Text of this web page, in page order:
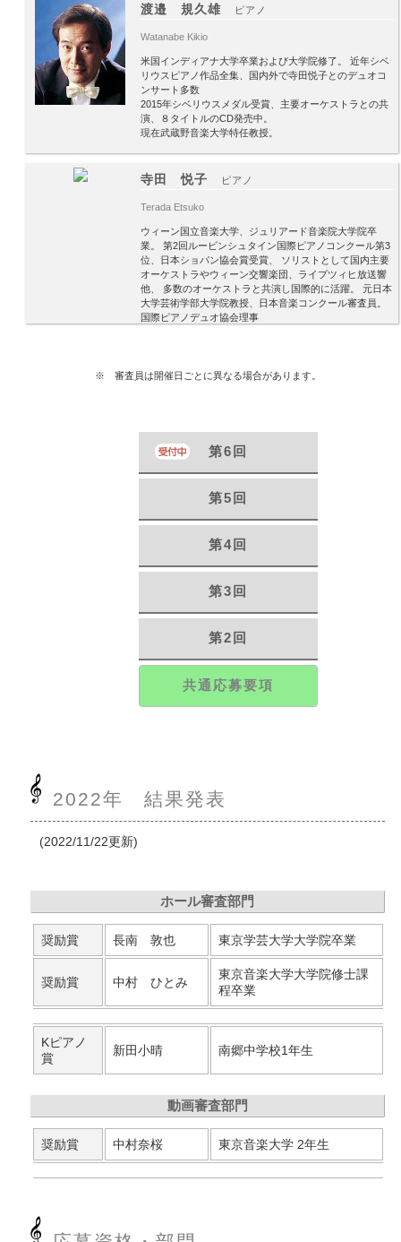
渡邉 規久雄 ピアノ
Watanabe Kikio
米国インディアナ大学卒業および大学院修了。 近年シベ
リウスピアノ作品全集、国内外で寺田悦子とのデュオコ
ンサート多数
2015年シベリウスメダル受賞、主要オーケストラとの共
演、８タイトルのCD発売中。
現在武蔵野音楽大学特任教授。
寺田 悦子 ピアノ
Terada Etsuko
ウィーン国立音楽大学、ジュリアード音楽院大学院卒
業。 第2回ルービンシュタイン国際ピアノコンクール第3
位、日本ショパン協会賞受賞、 ソリストとして国内主要
オーケストラやウィーン交響楽団、ライプツィヒ放送響
他、 多数のオーケストラと共演し国際的に活躍。 元日本
大学芸術学部大学院教授、日本音楽コンクール審査員。
国際ピアノデュオ協会理事
※ 審査員は開催日ごとに異なる場合があります。
第6回
第5回
第4回
第3回
第2回
共通応募要項
2022年 結果発表
(2022/11/22更新)
ホール審査部門
奨励賞 長南 敦也 東京学芸大学大学院卒業
奨励賞 中村 ひとみ
東京音楽大学大学院修士課
程卒業
Kピアノ
賞
新田小晴 南郷中学校1年生
動画審査部門
奨励賞 中村奈桜 東京音楽大学 2年生